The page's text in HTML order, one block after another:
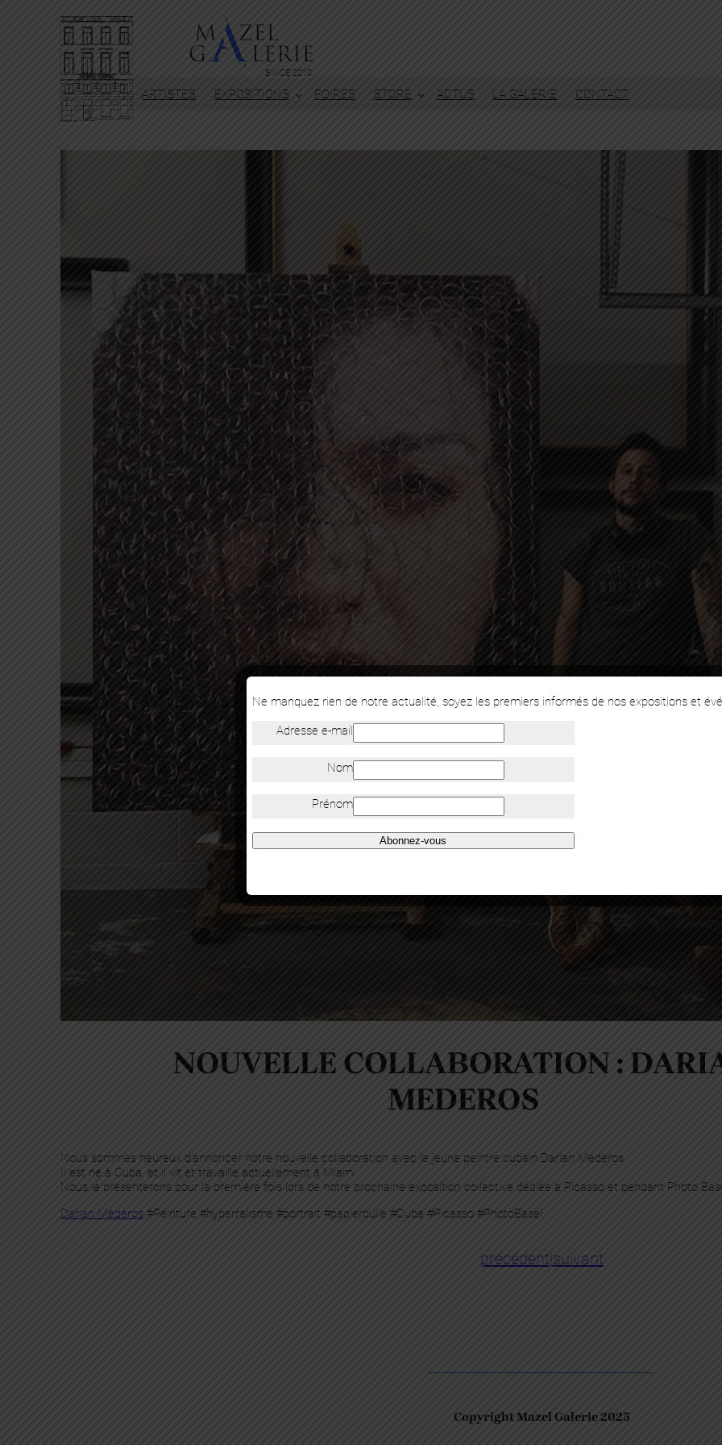
SINCE 2010
ARTISTES EXPOSITIONS FOIRES STORE ACTUS LA GALERIE CONTACT
NOUVELLE COLLABORATION :
MEDEROS
Nous sommes heureux d’annoncer notre nouvelle collaboration avec le jeune peintre cubain Darian Mederos
Il est né à Cuba, et il vit et travaille actuellement à Miami.
Nous le présenterons pour la première fois lors de notre prochaine exposition collective dédiée à Picasso et pendant Photo
Darian Mederos #Peinture #hyperralisme #portrait #papierbulle #Cuba #Picasso #PhotoBasel
précédent| suivant
Copyright Mazel Galerie 2025
Ne manquez rien de notre actualité, soyez les premiers informés de nos expositions et
Adresse e-mail
Nom
Prénom
Abonnez-vous